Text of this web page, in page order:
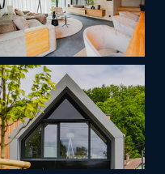
informace a
ozvou zpět s